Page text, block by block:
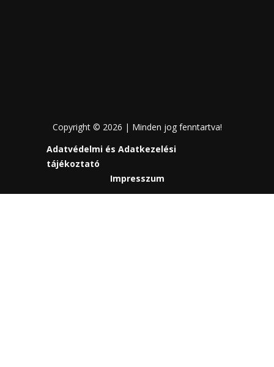
Copyright © 2026 | Minden jog fenntartva!
Adatvédelmi és Adatkezelési
tájékoztató
Impresszum